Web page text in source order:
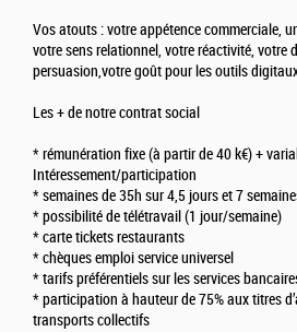
Vos atouts : votre appétence commerciale,
votre sens relationnel, votre réactivité, votre
persuasion,votre goût pour les outils
Les + de notre contrat social
* rémunération fixe (à partir de 40 k€) +
Intéressement/participation
* semaines de 35h sur 4,5 jours et 7
* possibilité de télétravail (1 jour/semaine)
* carte tickets restaurants
* chèques emploi service universel
* tarifs préférentiels sur les services
* participation à hauteur de 75% aux titres
transports collectifs